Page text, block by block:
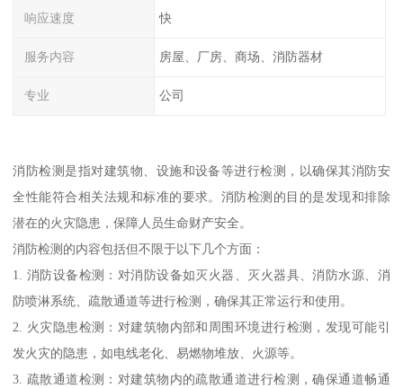
响应速度 快
服务内容 房屋、厂房、商场、消防器材
专业 公司
消防检测是指对建筑物、设施和设备等进行检测，以确保其消防安
全性能符合相关法规和标准的要求。消防检测的目的是发现和排除
潜在的火灾隐患，保障人员生命财产安全。
消防检测的内容包括但不限于以下几个方面：
1. 消防设备检测：对消防设备如灭火器、灭火器具、消防水源、消
防喷淋系统、疏散通道等进行检测，确保其正常运行和使用。
2. 火灾隐患检测：对建筑物内部和周围环境进行检测，发现可能引
发火灾的隐患，如电线老化、易燃物堆放、火源等。
3. 疏散通道检测：对建筑物内的疏散通道进行检测，确保通道畅通